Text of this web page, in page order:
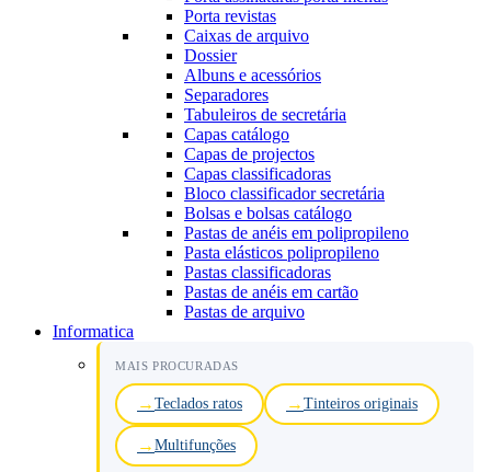
Porta revistas
Caixas de arquivo
Dossier
Albuns e acessórios
Separadores
Tabuleiros de secretária
Capas catálogo
Capas de projectos
Capas classificadoras
Bloco classificador secretária
Bolsas e bolsas catálogo
Pastas de anéis em polipropileno
Pasta elásticos polipropileno
Pastas classificadoras
Pastas de anéis em cartão
Pastas de arquivo
Informatica
MAIS PROCURADAS
Teclados ratos Tinteiros originais
Multifunções